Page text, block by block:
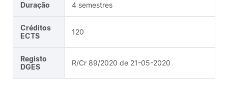
Duração 4 semestres
Créditos
ECTS
120
Registo
DGES
R/Cr 89/2020 de 21-05-2020